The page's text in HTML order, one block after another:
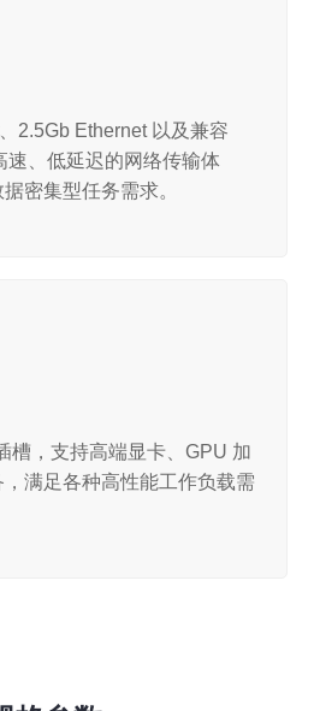
2.5Gb Ethernet 以及兼容
速、低延迟的网络传输体
密集型任务需求。
槽，支持高端显卡、GPU 加
满足各种高性能工作负载需